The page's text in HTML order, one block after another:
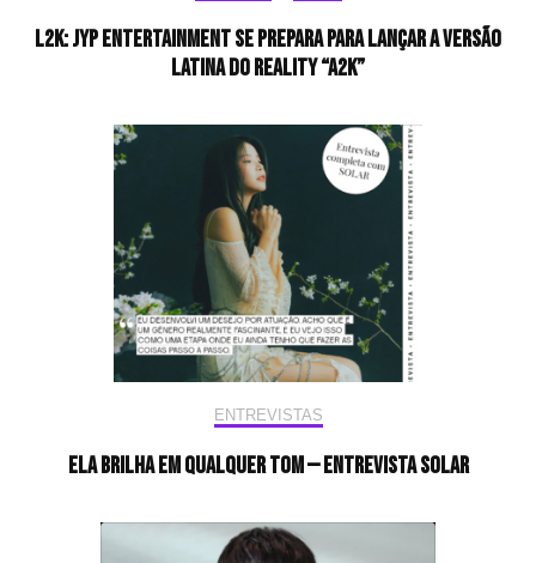
L2K: JYP Entertainment se prepara para lançar a versão
latina do reality “A2K”
ENTREVISTAS
Ela brilha em qualquer tom — Entrevista Solar